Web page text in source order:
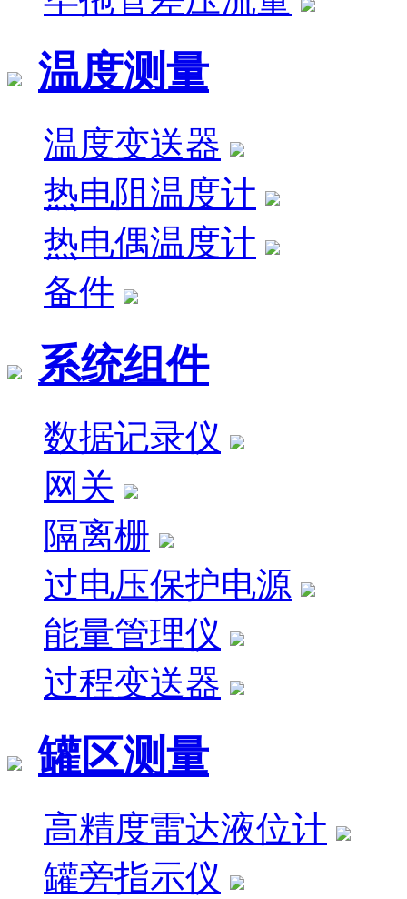
温度测量
温度变送器
热电阻温度计
热电偶温度计
备件
系统组件
数据记录仪
网关
隔离栅
过电压保护电源
能量管理仪
过程变送器
罐区测量
高精度雷达液位计
罐旁指示仪